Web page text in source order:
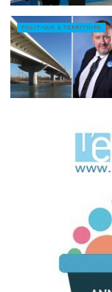
POLITIQUE & TERRITOIRE